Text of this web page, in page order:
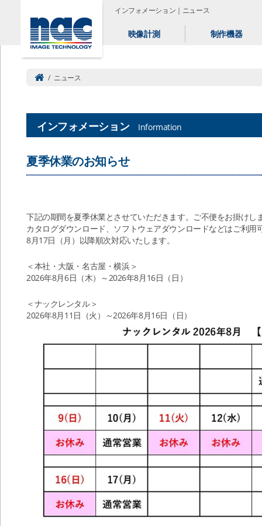
インフォメーション｜ニュース
映像計測 制作機器
/ ニュース
インフォメーション Information
夏季休業のお知らせ
下記の期間を夏季休業とさせていただきます。ご不便をお掛けし
カタログダウンロード、ソフトウェアダウンロードなどはご利
8月17日（月）以降順次対応いたします。
＜本社・大阪・名古屋・横浜＞
2026年8月6日（木）～2026年8月16日（日）
＜ナックレンタル＞
2026年8月11日（火）～2026年8月16日（日）